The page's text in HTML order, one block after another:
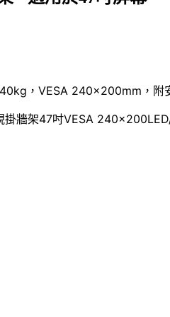
，VESA 240×200mm，附
掛牆架47吋VESA 240×200